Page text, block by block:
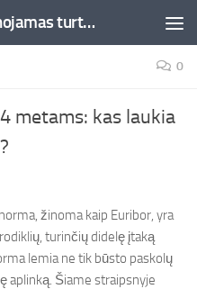
Akcijos, Investavimas, nekilnojamas turtas, kriptovaliutos - Besociai.lt
0
metams: kas laukia
žinoma kaip Euribor, yra
turinčių didelę įtaką
lemia ne tik būsto paskolų
aplinką. Šiame straipsnyje